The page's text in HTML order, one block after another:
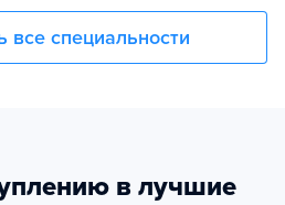
все специальности
в лучшие